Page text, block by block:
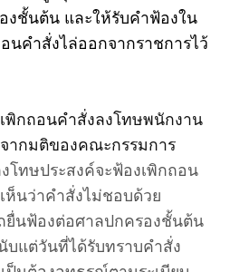
งชั้นต้น และให้รับคำฟ้องใน
นคำสั่งไล่ออกจากราชการไว้
พิกถอนคำสั่งลงโทษพนักงาน
ากมติของคณะกรรมการ
โทษประสงค์จะฟ้องเพิกถอน
ห็นว่าคำสั่งไม่ชอบด้วย
ยื่นฟ้องต่อศาลปกครองชั้นต้น
บแต่วันที่ได้รับทราบคำสั่ง